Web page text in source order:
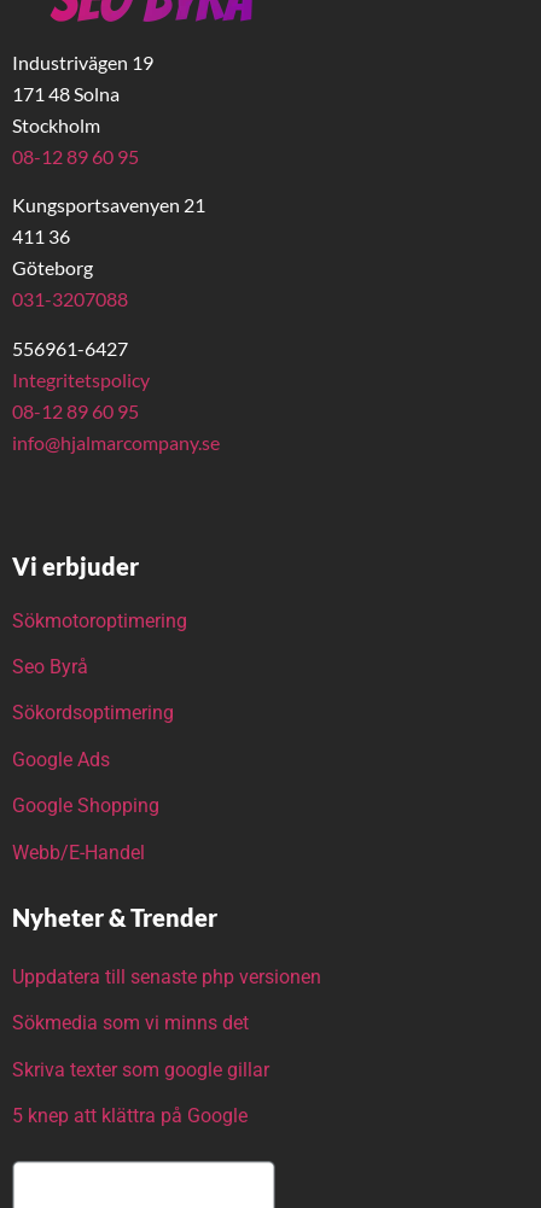
Industrivägen 19
171 48 Solna
Stockholm
08-12 89 60 95
Kungsportsavenyen 21
411 36
Göteborg
031-3207088
556961-6427
Integritetspolicy
08-12 89 60 95
info@hjalmarcompany.se
Vi erbjuder
Sökmotoroptimering
Seo Byrå
Sökordsoptimering
Google Ads
Google Shopping
Webb/E-Handel
Nyheter & Trender
Uppdatera till senaste php versionen
Sökmedia som vi minns det
Skriva texter som google gillar
5 knep att klättra på Google